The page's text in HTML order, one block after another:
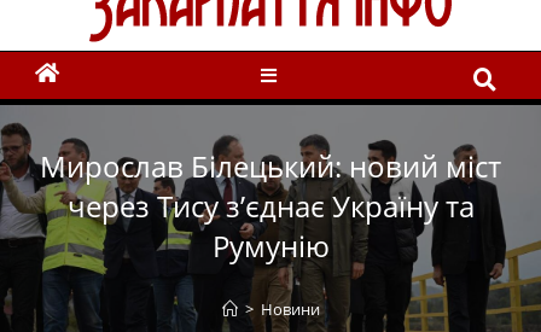
Мирослав Білецький: новий міст
через Тису з’єднає Україну та
Румунію
> Новини